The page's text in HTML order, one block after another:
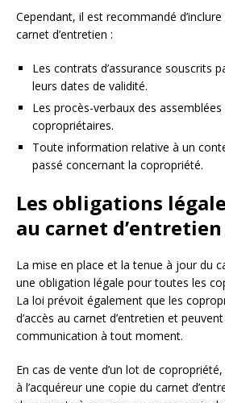
Cependant, il est recommandé
carnet d’entretien :
Les contrats d’assurance souscrits
leurs dates de validité.
Les procès-verbaux des
copropriétaires.
Toute information relative à un
passé concernant la copropriété.
Les obligations
au carnet d’entretien
La mise en place et la tenue à jour du
une obligation légale pour toutes les
La loi prévoit également que les
d’accès au carnet d’entretien et
communication à tout moment.
En cas de vente d’un lot de
à l’acquéreur une copie du carnet